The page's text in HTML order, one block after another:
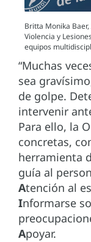
Britta Monika
Violencia y
equipos
“Muchas
sea
de golpe.
intervenir
Para ello, la
concretas,
herramienta
guía al
Atención al
Informarse
Apoyar.